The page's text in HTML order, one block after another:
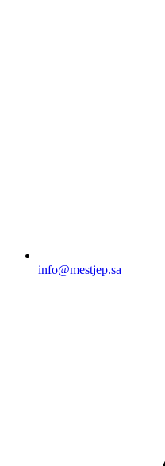
info@mestjep.sa